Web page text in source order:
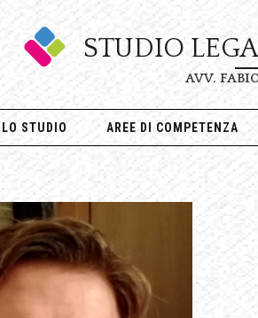
STUDIO
AVV.
LO STUDIO AREE DI COMPETENZA